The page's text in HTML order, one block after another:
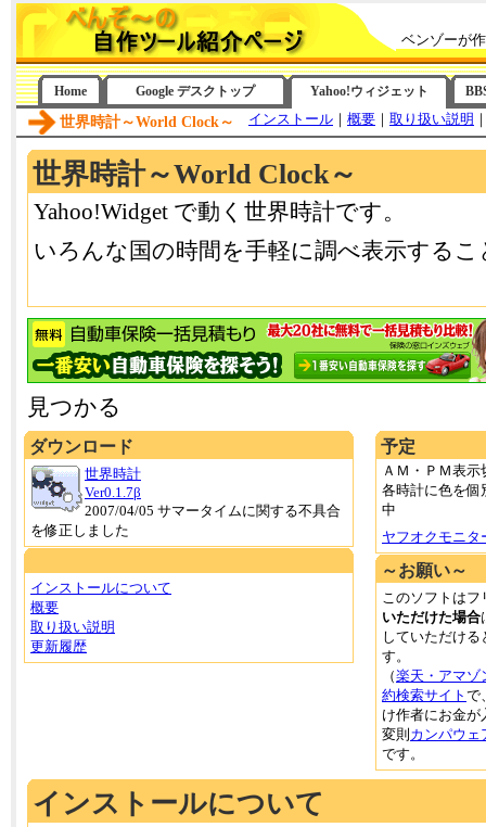
ベンゾーが
Home Google デスクトップ Yahoo!ウィジェット
世界時計～World Clock～ インストール ｜ 概要 ｜ 取り扱い説明
世界時計～World Clock～
Yahoo!Widget で動く世界時計です。
いろんな国の時間を手軽に調べ表示する
見つかる
ダウンロード
世界時計
Ver0.1.7β
2007/04/05 サマータイムに関する不具合
を修正しました
インストールについて
概要
取り扱い説明
更新履歴
予定
ＡＭ・ＰＭ表示
各時計に色を個
中
ヤフオクモニタ
～お願い～
このソフトはフ
いただけた場合
していただけ
す。
（楽天・アマゾ
約検索サイト で
け作者にお金が
変則 カンパウェ
です。
インストールについて